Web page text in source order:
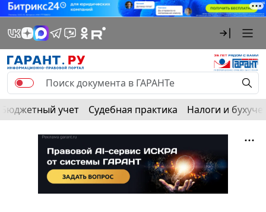
Бюджетный учет Судебная практика Налоги и